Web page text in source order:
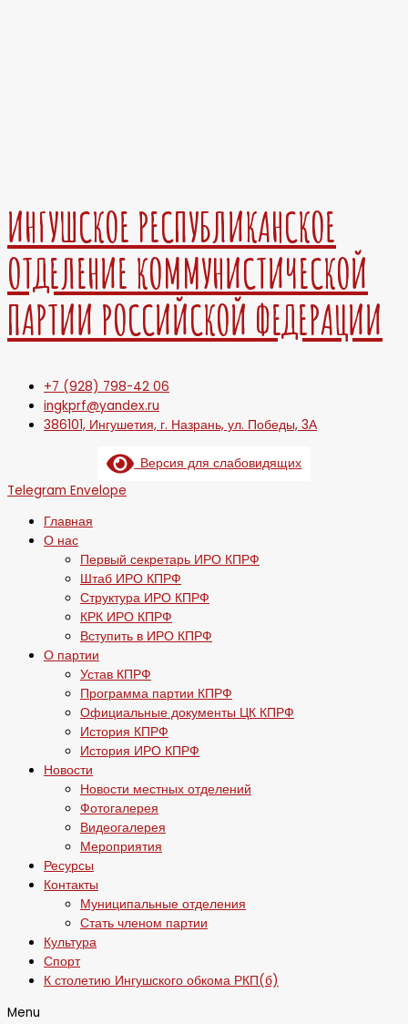
ИНГУШСКОЕ РЕСПУБЛИКАНСКОЕ
ОТДЕЛЕНИЕ КОММУНИСТИЧЕСКОЙ
ПАРТИИ РОССИЙСКОЙ ФЕДЕРАЦИИ
+7 (928) 798-42 06
ingkprf@yandex.ru
386101, Ингушетия, г. Назрань, ул. Победы, 3А
Версия для слабовидящих
Telegram Envelope
Главная
О нас
Первый секретарь ИРО КПРФ
Штаб ИРО КПРФ
Структура ИРО КПРФ
КРК ИРО КПРФ
Вступить в ИРО КПРФ
О партии
Устав КПРФ
Программа партии КПРФ
Официальные документы ЦК КПРФ
История КПРФ
История ИРО КПРФ
Новости
Новости местных отделений
Фотогалерея
Видеогалерея
Мероприятия
Ресурсы
Контакты
Муниципальные отделения
Стать членом партии
Культура
Спорт
К столетию Ингушского обкома РКП(б)
Menu